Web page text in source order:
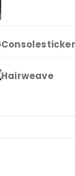
Hairweave